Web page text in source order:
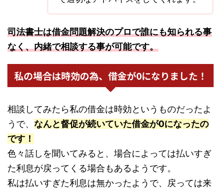
司法書士は借金問題解決のプロで誰にも知られる事
なく、内緒で相談する事が可能です。
私の場合は時効の為、借金が0になりました！
相談してみたら私の借金は時効というものだったよ
うで、 なんと督促が続いていた借金が0になったの
です！
色々話しを聞いてみると、場合によっては払いすぎ
た利息が戻ってくる場合もあるようです。
私は払いすぎた利息は無かったようで、戻っては来